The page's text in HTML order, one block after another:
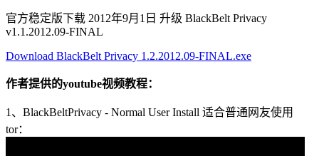
官方稳定版下载 2012年9月1日 升级 BlackBelt Privacy
v1.1.2012.09-FINAL
Download BlackBelt Privacy 1.2.2012.09-FINAL.exe
作者提供的youtube视频教程：
1、BlackBeltPrivacy - Normal User Install 适合普通网友使用
tor：